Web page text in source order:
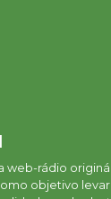
web-rádio
objetivo